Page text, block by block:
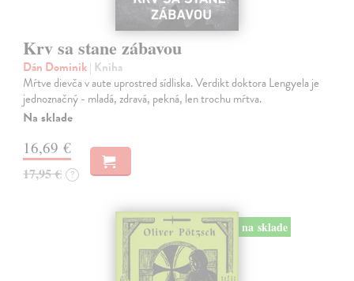
Krv sa stane zábavou
Dán Dominik| Kniha
Mŕtve dievča v aute uprostred sídliska. Verdikt doktora Lengyela je
jednoznačný - mladá, zdravá, pekná, len trochu mŕtva.
Na sklade
16,69 €
17,95 € ?
na sklade